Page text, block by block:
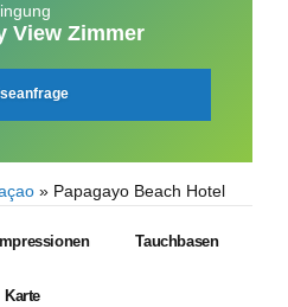
View Zimmer
» Papagayo Beach Hotel
Impressionen Tauchbasen
Karte